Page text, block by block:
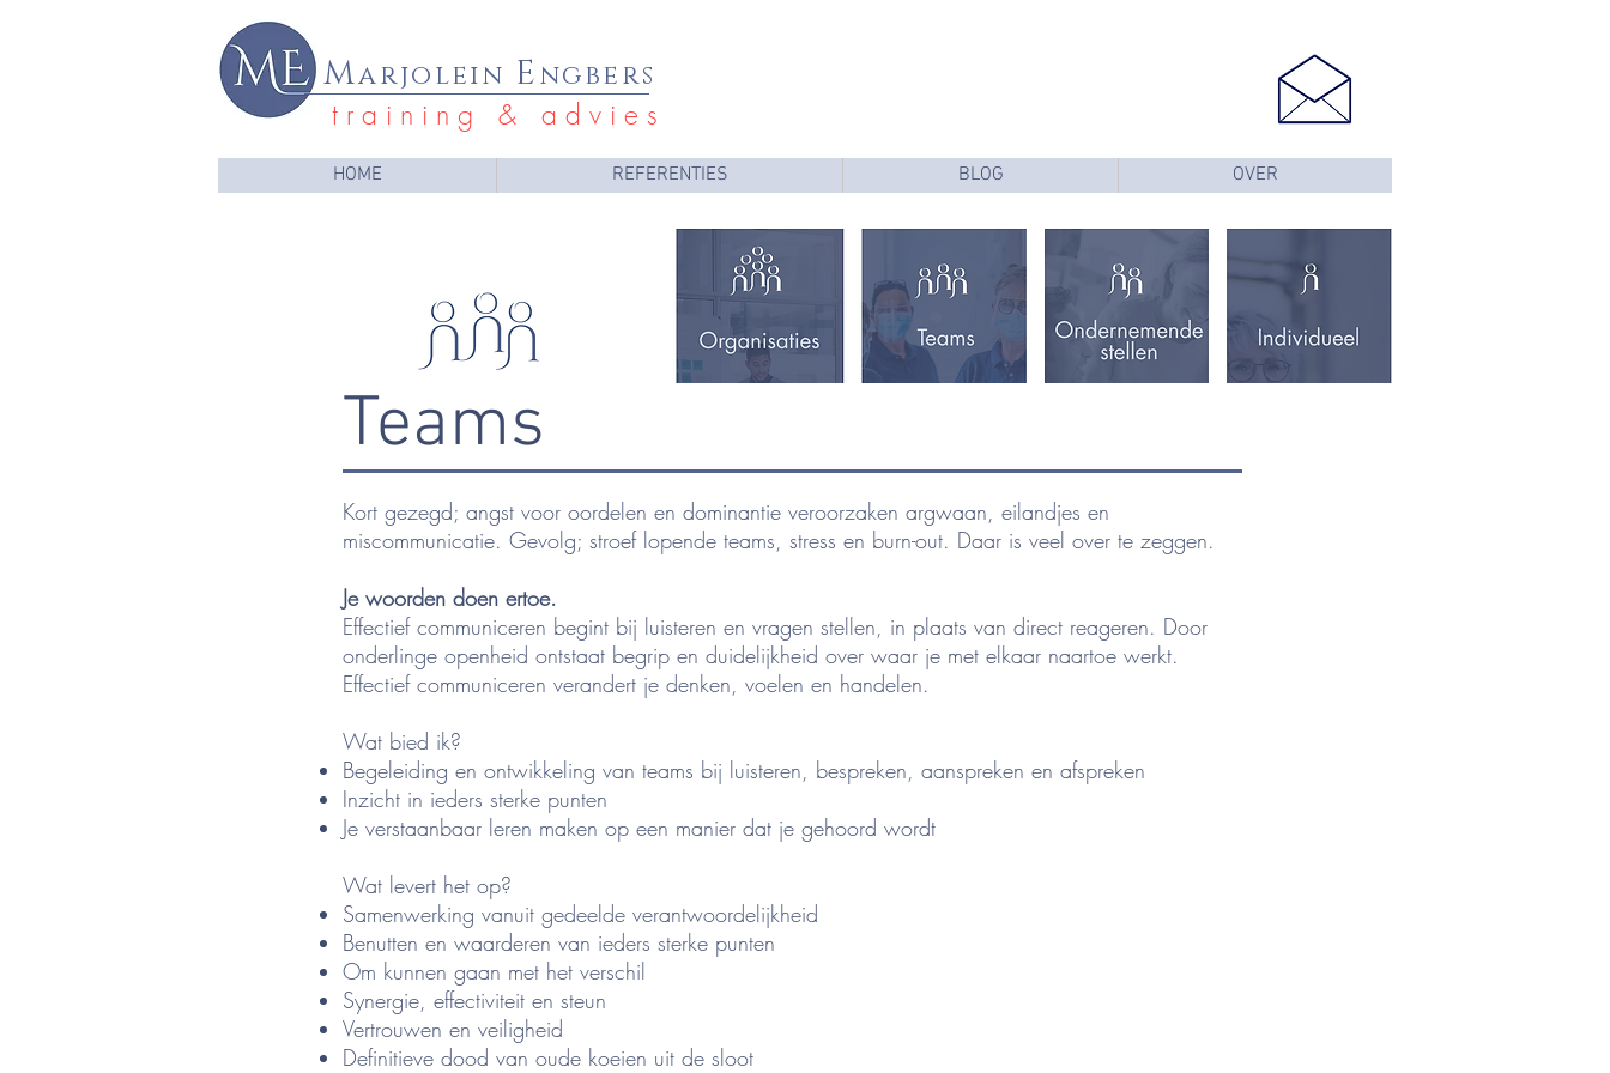
Marjolein Engbers
t r a i n i n g & a d v i e s
HOME REFERENTIES BLOG OVER
Teams
Kort gezegd; angst voor oordelen en dominantie veroorzaken argwaan, eilandjes en
miscommunicatie. Gevolg; stroef lopende teams, stress en burn-out. Daar is veel over te zeggen.
Je woorden doen ertoe.
Effectief communiceren begint bij luisteren en vragen stellen, in plaats van direct reageren. Door
onderlinge openheid ontstaat begrip en duidelijkheid over waar je met elkaar naartoe werkt.
Effectief communiceren verandert je denken, voelen en handelen.
Wat bied ik?
Begeleiding en ontwikkeling van teams bij luisteren, bespreken, aanspreken en afspreken
Inzicht in ieders sterke punten
Je verstaanbaar leren maken op een manier dat je gehoord wordt
Wat levert het op?
Samenwerking vanuit gedeelde verantwoordelijkheid
Benutten en waarderen van ieders sterke punten
Om kunnen gaan met het verschil
Synergie, effectiviteit en steun
Vertrouwen en veiligheid
Definitieve dood van oude koeien uit de sloot